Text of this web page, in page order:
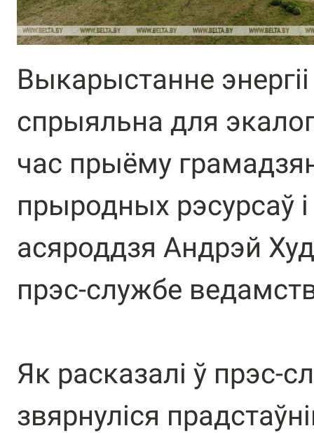
Выкарыстанне
спрыяльна для
час прыёму грамадзян
прыродных рэсурсаў
асяроддзя Андрэй
прэс-службе
Як расказалі ў прэс-
звярнуліся